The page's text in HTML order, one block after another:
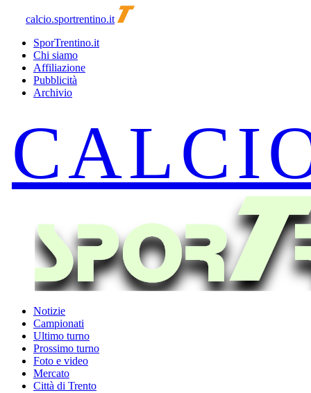
calcio.sportrentino.it
SporTrentino.it
Chi siamo
Affiliazione
Pubblicità
Archivio
Notizie
Campionati
Ultimo turno
Prossimo turno
Foto e video
Mercato
Città di Trento